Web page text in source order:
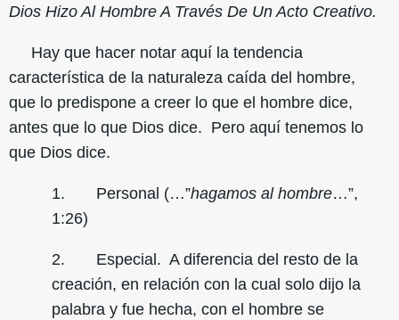
Dios Hizo Al Hombre A Través De Un Acto Creativo.
Hay que hacer notar aquí la tendencia
característica de la naturaleza caída del hombre,
que lo predispone a creer lo que el hombre dice,
antes que lo que Dios dice. Pero aquí tenemos lo
que Dios dice.
1. Personal (…”hagamos al hombre…”,
1:26)
2. Especial. A diferencia del resto de la
creación, en relación con la cual solo dijo la
palabra y fue hecha, con el hombre se